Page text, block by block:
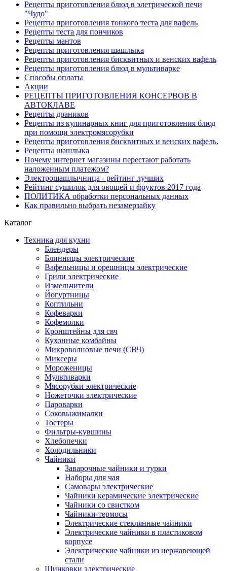
Рецепты приготовления блюд в элетрической печи
"Чудо"
Рецепты приготовления тонкого теста для вафель
Рецепты теста для пончиков
Рецепты мантов
Рецепты приготовления шашлыка
Рецепты приготовления бисквитных и венских вафель
Рецепты приготовления блюд в мультиварке
Способы оплаты
Акции
РЕЦЕПТЫ ПРИГОТОВЛЕНИЯ КОНСЕРВОВ В
АВТОКЛАВЕ
Рецепты драников
Рецепты из кулинарных книг для приготовления блюд
при помощи электромясорубки
Рецепты приготовления бисквитных и венских вафель.
Рецепты шашлыка
Почему интернет магазины перестают работать
наложенным платежом?
Электрошашлычница - рейтинг лучших
Рейтинг сушилок для овощей и фруктов 2017 года
ПОЛИТИКА обработки персональных данных
Как правильно выбрать незамерзайку
Каталог
Техника для кухни
Блендеры
Блинницы электрические
Вафельницы и орешницы электрические
Грили электрические
Измельчители
Йогуртницы
Коптильни
Кофеварки
Кофемолки
Кронштейны для свч
Кухонные комбайны
Микроволновые печи (СВЧ)
Миксеры
Мороженицы
Мультиварки
Мясорубки электрические
Ножеточки электрические
Пароварки
Соковыжималки
Тостеры
Фильтры-кувшины
Хлебопечки
Холодильники
Чайники
Заварочные чайники и турки
Наборы для чая
Самовары электрические
Чайники керамические электрические
Чайники со свистком
Чайники-термосы
Электрические стеклянные чайники
Электрические чайники в пластиковом
корпусе
Электрические чайники из нержавеющей
стали
Шинковки электрические